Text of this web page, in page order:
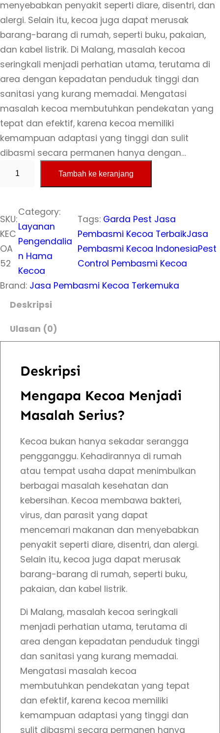
a
s
l
i
n
y
a
a
a
l
a
p
5
0
0
0
0
0
.
s
a
a
t
i
n
i
a
a
l
a
4
0
.
0
0
0
.
menyebabkan penyakit seperti diare, disentri, dan
alergi. Selain itu, kecoa juga dapat merusak
barang-barang di rumah, seperti buku, pakaian,
dan kabel listrik. Di Malang, masalah kecoa
seringkali menjadi perhatian utama, terutama di
area dengan kepadatan penduduk tinggi dan
sanitasi yang kurang memadai. Mengatasi
masalah kecoa membutuhkan pendekatan yang
tepat dan efektif, karena kecoa memiliki
kemampuan adaptasi yang tinggi dan sulit
dibasmi secara permanen hanya dengan…
t
i
t
a
s
a
Tambah ke keranjang
SKU:
KEC
OA
52
Category:
Layanan
Pengendalia
n Hama
Kecoa
Tags: Garda Pest Jasa
Pembasmi Kecoa TerbaikJasa
Pembasmi Kecoa IndonesiaPest
Control Pembasmi Kecoa
Brand: Jasa Pembasmi Kecoa Terkemuka
Deskripsi
Ulasan (0)
Deskripsi
Mengapa Kecoa Menjadi
Masalah Serius?
Kecoa bukan hanya sekadar serangga
pengganggu. Kehadirannya di rumah
atau tempat usaha dapat menimbulkan
berbagai masalah kesehatan dan
kebersihan. Kecoa membawa bakteri,
virus, dan parasit yang dapat
mencemari makanan dan menyebabkan
penyakit seperti diare, disentri, dan alergi.
Selain itu, kecoa juga dapat merusak
barang-barang di rumah, seperti buku,
pakaian, dan kabel listrik.
Di Malang, masalah kecoa seringkali
menjadi perhatian utama, terutama di
area dengan kepadatan penduduk tinggi
dan sanitasi yang kurang memadai.
Mengatasi masalah kecoa
membutuhkan pendekatan yang tepat
dan efektif, karena kecoa memiliki
kemampuan adaptasi yang tinggi dan
sulit dibasmi secara permanen hanya